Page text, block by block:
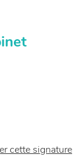
cette signature